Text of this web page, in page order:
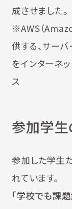
成させました。
※AWS（
供する、サー
をインターネ
ス
参加学生
参加した学生
れています。
「学校でも課